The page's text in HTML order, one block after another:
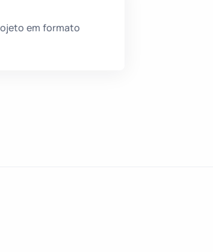
em formato